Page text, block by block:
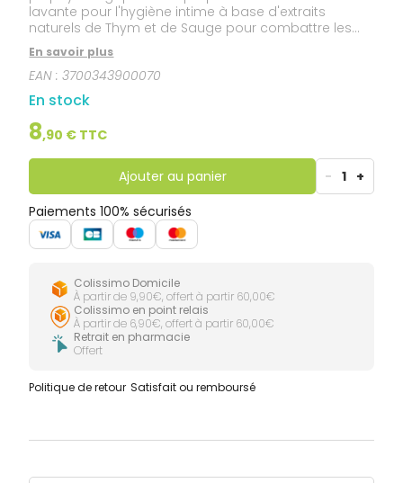
lavante pour l'hygiène intime à base d'extraits
naturels de Thym et de Sauge pour combattre les
petits désagréments du quotidien Saugella
antiseptique est une émulsion lavante sans savon
spécialement conçue pour respecter l'équilibre
intime féminin. Les vertus apaisantes de l'extrait de
Sauge et les propriétés naturellement antiseptiques
de l'extrait de thym permettent de retrouver
rapidement et durablement une sensation de
confort et de bien-être. Il est particulièrement utile : -
pendant la grossesse - pendant les règles - après
l'accouchement - dans les situations à risques
(piscine, salle de sport...) - comme conseil d'hygiène
en appoint des traitements locaux des vulvo-
vaginites.
En savoir plus
EAN :3700343900070
En stock
8,90 € TTC
Ajouter au panier - 1 +
Paiements 100% sécurisés
Colissimo Domicile
À partir de 9,90€, offert à partir 60,00€
Colissimo en point relais
À partir de 6,90€, offert à partir 60,00€
Retrait en pharmacie
Offert
Politique de retour Satisfait ou remboursé